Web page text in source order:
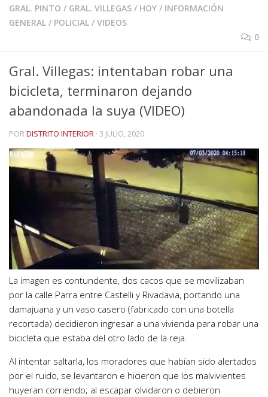
GRAL. PINTO / GRAL. VILLEGAS / HOY / INFORMACIÓN
GENERAL / POLICIAL / VIDEOS
0
Gral. Villegas: intentaban robar una
bicicleta, terminaron dejando
abandonada la suya (VIDEO)
PORDISTRITO INTERIOR · 3 JULIO, 2020
La imagen es contundente, dos cacos que se movilizaban
por la calle Parra entre Castelli y Rivadavia, portando una
damajuana y un vaso casero (fabricado con una botella
recortada) decidieron ingresar a una vivienda para robar una
bicicleta que estaba del otro lado de la reja.
Al intentar saltarla, los moradores que habían sido alertados
por el ruido, se levantaron e hicieron que los malvivientes
huyeran corriendo; al escapar olvidaron o debieron